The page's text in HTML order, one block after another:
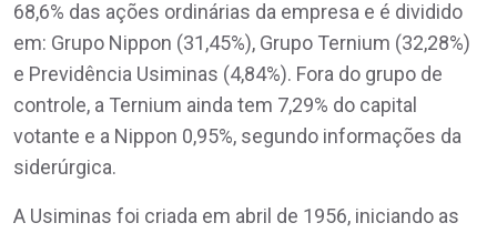
68,6% das ações ordinárias da empresa e é dividido
em: Grupo Nippon (31,45%), Grupo Ternium (32,28%)
e Previdência Usiminas (4,84%). Fora do grupo de
controle, a Ternium ainda tem 7,29% do capital
votante e a Nippon 0,95%, segundo informações da
siderúrgica.
A Usiminas foi criada em abril de 1956, iniciando as